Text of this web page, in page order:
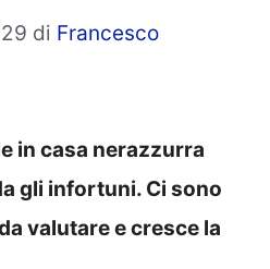
di Francesco
in casa nerazzurra
gli infortuni. Ci sono
valutare e cresce la